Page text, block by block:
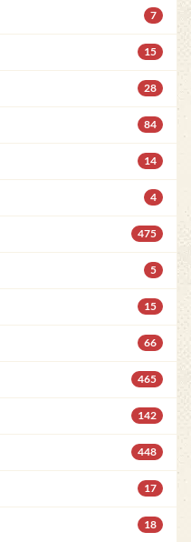
7
15
28
84
14
4
475
5
15
66
465
142
448
17
18